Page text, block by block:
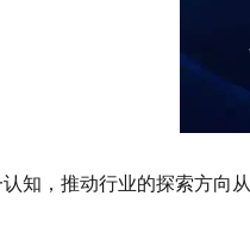
知，推动行业的探索方向